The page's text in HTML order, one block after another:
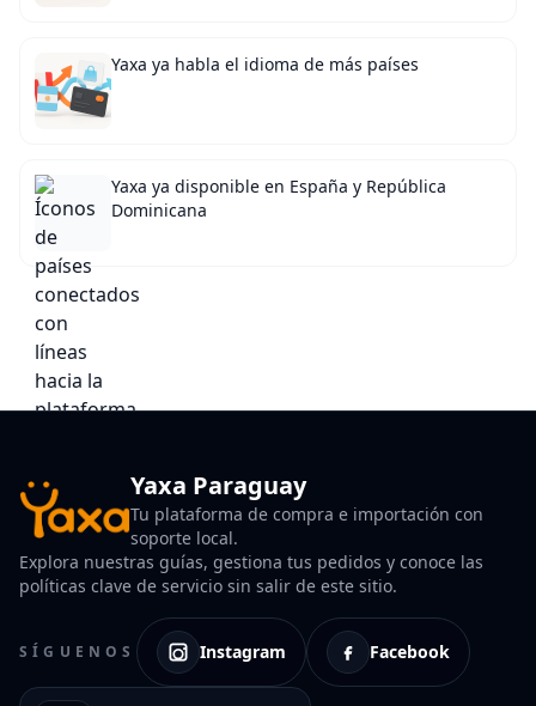
Yaxa ya habla el idioma de más países
Yaxa ya disponible en España y República
Dominicana
Yaxa Paraguay
Tu plataforma de compra e importación con
soporte local.
Explora nuestras guías, gestiona tus pedidos y conoce las
políticas clave de servicio sin salir de este sitio.
SÍGUENOS Instagram Facebook